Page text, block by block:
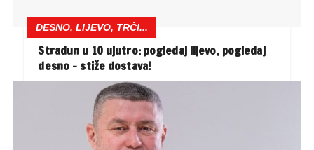
DESNO, LIJEVO, TRČI...
Stradun u 10 ujutro: pogledaj lijevo, pogledaj
desno – stiže dostava!